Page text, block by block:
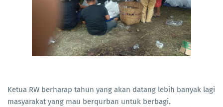
Ketua RW berharap tahun yang akan datang lebih banyak lagi
masyarakat yang mau berqurban untuk berbagi.